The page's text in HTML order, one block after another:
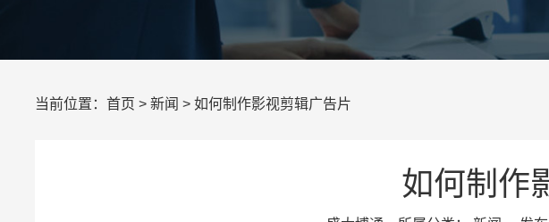
当前位置： 首页 > 新闻 > 如何制作影视剪辑广告片
如何制作